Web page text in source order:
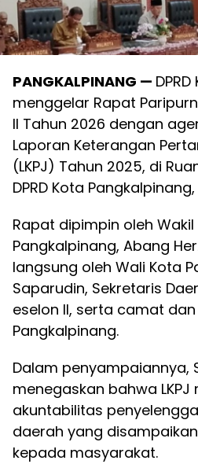
PANGKALPINANG —
menggelar Rapat
II Tahun 2026 dengan
Laporan Keterangan
(LKPJ) Tahun 2025, di
DPRD Kota
Rapat dipimpin oleh Wakil
Pangkalpinang, Abang
langsung oleh Wali Kota
Saparudin, Sekretaris
eselon II, serta camat
Pangkalpinang.
Dalam penyampaiannya,
menegaskan bahwa
akuntabilitas
daerah yang
kepada masyarakat.